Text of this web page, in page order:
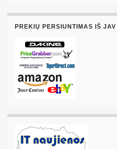
PREKIŲ PERSIUNTIMAS IŠ JAV